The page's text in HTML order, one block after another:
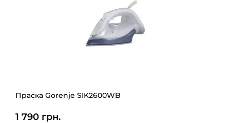
Праска Gorenje SIK2600WB
1 790 грн.